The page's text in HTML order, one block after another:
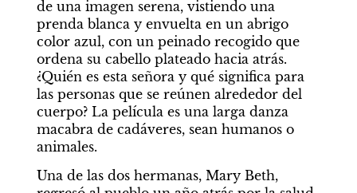
de una imagen serena, vistiendo una
prenda blanca y envuelta en un abrigo
color azul, con un peinado recogido que
ordena su cabello plateado hacia atrás.
¿Quién es esta señora y qué significa para
las personas que se reúnen alrededor del
cuerpo? La película es una larga danza
macabra de cadáveres, sean humanos o
animales.
Una de las dos hermanas, Mary Beth,